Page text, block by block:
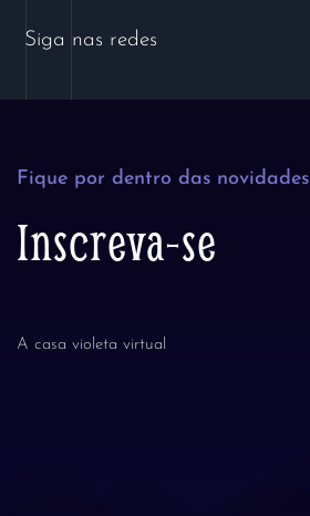
Siga nas redes
Fique por dentro das novidades
Inscreva-se
A casa violeta virtual